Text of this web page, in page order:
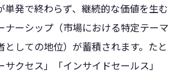
単発で終わらず、継続的な価値を生む
ナーシップ（市場における特定テーマ
としての地位）が蓄積されます。たと
サクセス」「インサイドセールス」